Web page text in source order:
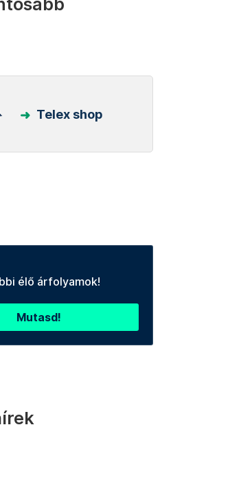
Telex shop
élő árfolyamok!
Mutasd!